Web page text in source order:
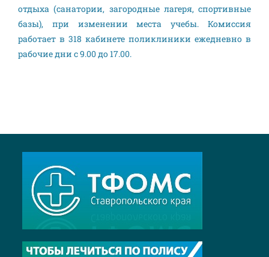
отдыха (санатории, загородные лагеря, спортивные
базы), при изменении места учебы. Комиссия
работает в 318 кабинете поликлиники ежедневно в
рабочие дни с 9.00 до 17.00.